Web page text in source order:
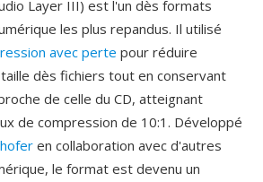
Layer III) est l'un dès formats
les plus repandus. Il utilisé
avec perte pour réduire
dès fichiers tout en conservant
de celle du CD, atteignant
de compression de 10:1. Développé
en collaboration avec d'autres
le format est devenu un